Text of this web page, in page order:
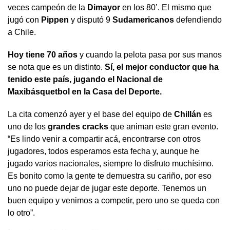
veces campeón de la Dimayor en los 80’. El mismo que
jugó con Pippen y disputó 9 Sudamericanos defendiendo
a Chile.
Hoy tiene 70 años y cuando la pelota pasa por sus manos
se nota que es un distinto. Sí, el mejor conductor que ha
tenido este país, jugando el Nacional de
Maxibásquetbol en la Casa del Deporte.
La cita comenzó ayer y el base del equipo de Chillán es
uno de los grandes cracks que animan este gran evento.
“Es lindo venir a compartir acá, encontrarse con otros
jugadores, todos esperamos esta fecha y, aunque he
jugado varios nacionales, siempre lo disfruto muchísimo.
Es bonito como la gente te demuestra su cariño, por eso
uno no puede dejar de jugar este deporte. Tenemos un
buen equipo y venimos a competir, pero uno se queda con
lo otro”.